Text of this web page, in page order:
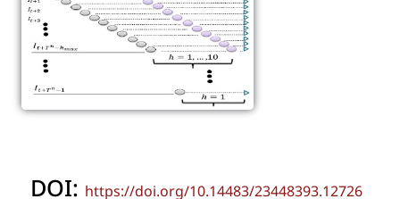
DOI: https://doi.org/10.14483/23448393.12726